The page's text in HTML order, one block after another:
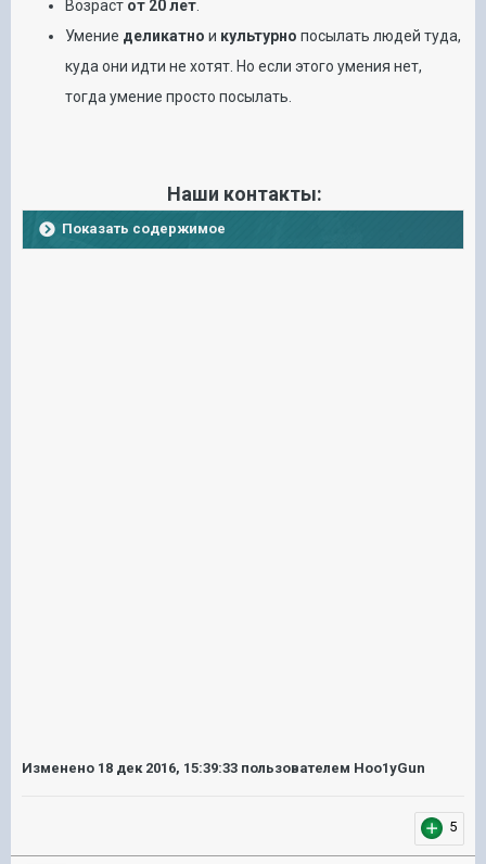
Возраст от 20 лет
Умение деликатно и культурно посылать людей туда,
куда они идти не хотят. Но если этого умения нет,
тогда умение просто посылать.
Наши контакты:
Показать содержимое
Изменено 18 дек 2016, 15:39:33 пользователем Hoo1yGun
5